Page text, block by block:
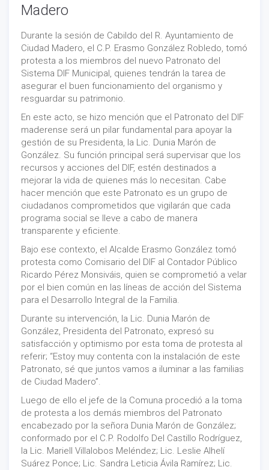
Madero
Durante la sesión de Cabildo del R. Ayuntamiento de
Ciudad Madero, el C.P. Erasmo González Robledo, tomó
protesta a los miembros del nuevo Patronato del
Sistema DIF Municipal, quienes tendrán la tarea de
asegurar el buen funcionamiento del organismo y
resguardar su patrimonio.
En este acto, se hizo mención que el Patronato del DIF
maderense será un pilar fundamental para apoyar la
gestión de su Presidenta, la Lic. Dunia Marón de
González. Su función principal será supervisar que los
recursos y acciones del DIF, estén destinados a
mejorar la vida de quienes más lo necesitan. Cabe
hacer mención que este Patronato es un grupo de
ciudadanos comprometidos que vigilarán que cada
programa social se lleve a cabo de manera
transparente y eficiente.
Bajo ese contexto, el Alcalde Erasmo González tomó
protesta como Comisario del DIF al Contador Público
Ricardo Pérez Monsiváis, quien se comprometió a velar
por el bien común en las líneas de acción del Sistema
para el Desarrollo Integral de la Familia.
Durante su intervención, la Lic. Dunia Marón de
González, Presidenta del Patronato, expresó su
satisfacción y optimismo por esta toma de protesta al
referir; “Estoy muy contenta con la instalación de este
Patronato, sé que juntos vamos a iluminar a las familias
de Ciudad Madero”.
Luego de ello el jefe de la Comuna procedió a la toma
de protesta a los demás miembros del Patronato
encabezado por la señora Dunia Marón de González;
conformado por el C.P. Rodolfo Del Castillo Rodríguez,
la Lic. Mariell Villalobos Meléndez; Lic. Leslie Alhelí
Suárez Ponce; Lic. Sandra Leticia Ávila Ramírez; Lic.